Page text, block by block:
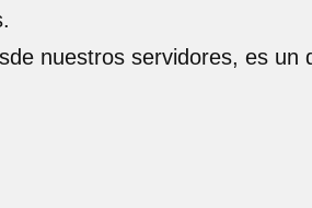
nuestros servidores, es un